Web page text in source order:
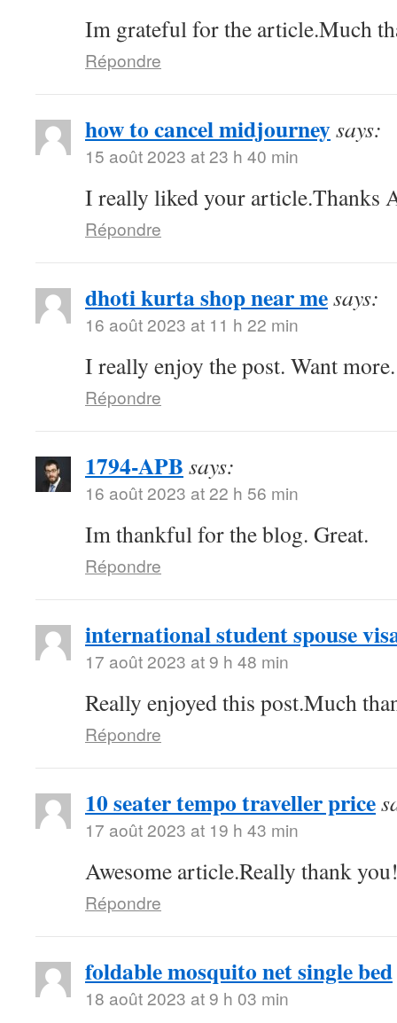
Im grateful for the article.Much
Répondre
how to cancel midjourneysays:
15 août 2023 at 23 h 40 min
I really liked your article.Thanks
Répondre
dhoti kurta shop near mesays:
16 août 2023 at 11 h 22 min
I really enjoy the post. Want more.
Répondre
1794-APB says:
16 août 2023 at 22 h 56 min
Im thankful for the blog. Great.
Répondre
international student spouse
17 août 2023 at 9 h 48 min
Really enjoyed this post.Much
Répondre
10 seater tempo traveller price
17 août 2023 at 19 h 43 min
Awesome article.Really thank
Répondre
foldable mosquito net single bed
18 août 2023 at 9 h 03 min